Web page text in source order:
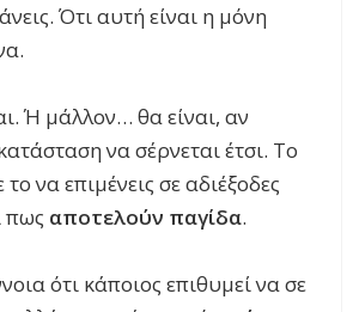
Ότι αυτή είναι η μόνη
Ή μάλλον… θα είναι, αν
να σέρνεται έτσι. Το
να επιμένεις σε αδιέξοδες
πως αποτελούν παγίδα.
ότι κάποιος επιθυμεί να σε